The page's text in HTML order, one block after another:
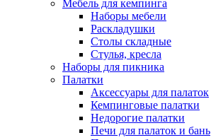
Мебель для кемпинга
Наборы мебели
Раскладушки
Столы складные
Стулья, кресла
Наборы для пикника
Палатки
Аксессуары для палаток
Кемпинговые палатки
Недорогие палатки
Печи для палаток и бань